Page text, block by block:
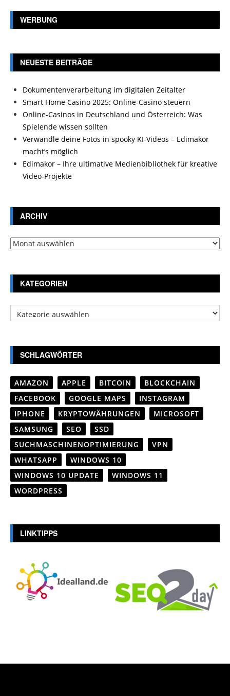
WERBUNG
NEUESTE BEITRÄGE
Dokumentenverarbeitung im digitalen Zeitalter
Smart Home Casino 2025: Online-Casino steuern
Online-Casinos in Deutschland und Österreich: Was
Spielende wissen sollten
Verwandle deine Fotos in spooky KI-Videos – Edimakor
macht’s möglich
Edimakor – Ihre ultimative Medienbibliothek für kreative
Video-Projekte
ARCHIV
Archiv
KATEGORIEN
Kategorien
SCHLAGWÖRTER
AMAZON APPLE BITCOIN
BLOCKCHAIN
FACEBOOK
GOOGLE MAPS
INSTAGRAM
IPHONE
KRYPTOWÄHRUNGEN
MICROSOFT
SAMSUNG
SEO
SSD
SUCHMASCHINENOPTIMIERUNG
VPN
WHATSAPP
WINDOWS 10
WINDOWS 10 UPDATE
WINDOWS 11
WORDPRESS
LINKTIPPS